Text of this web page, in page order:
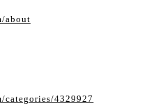
about
4329927